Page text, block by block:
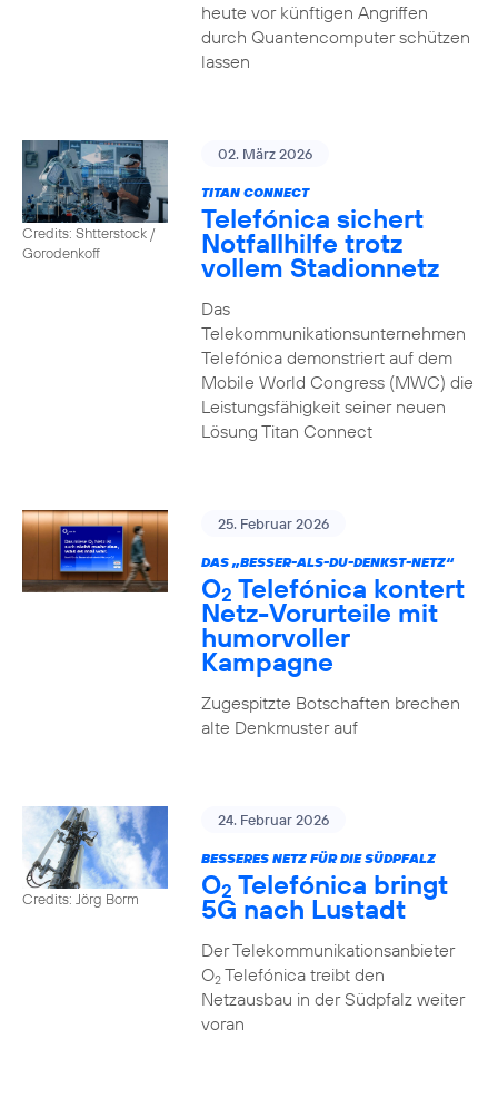
heute vor künftigen Angriffen
durch Quantencomputer schützen
lassen
Credits: Shtterstock /
Gorodenkoff
02. März 2026
TITAN CONNECT
Telefónica sichert
Notfallhilfe trotz
vollem Stadionnetz
Das
Telekommunikationsunternehmen
Telefónica demonstriert auf dem
Mobile World Congress (MWC) die
Leistungsfähigkeit seiner neuen
Lösung Titan Connect
25. Februar 2026
DAS „BESSER-ALS-DU-DENKST-NETZ“
O2 Telefónica kontert
Netz-Vorurteile mit
humorvoller
Kampagne
Zugespitzte Botschaften brechen
alte Denkmuster auf
Credits: Jörg Borm
24. Februar 2026
BESSERES NETZ FÜR DIE SÜDPFALZ
O2 Telefónica bringt
5G nach Lustadt
Der Telekommunikationsanbieter
O2Telefónica treibt den
Netzausbau in der Südpfalz weiter
voran